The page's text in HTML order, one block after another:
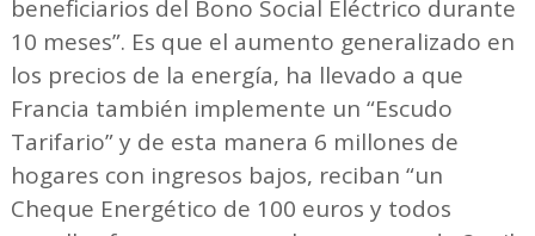
beneficiarios del Bono Social Eléctrico durante
10 meses”. Es que el aumento generalizado en
los precios de la energía, ha llevado a que
Francia también implemente un “Escudo
Tarifario” y de esta manera 6 millones de
hogares con ingresos bajos, reciban “un
Cheque Energético de 100 euros y todos